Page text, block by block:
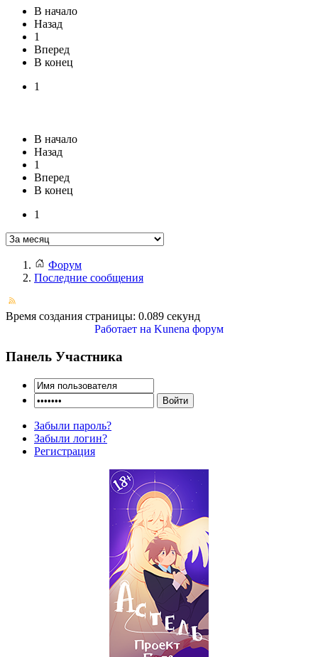
В начало
Назад
1
Вперед
В конец
1
В начало
Назад
1
Вперед
В конец
1
Форум
Последние сообщения
Время создания страницы: 0.089 секунд
Работает на Kunena форум
Панель Участника
Забыли пароль?
Забыли логин?
Регистрация